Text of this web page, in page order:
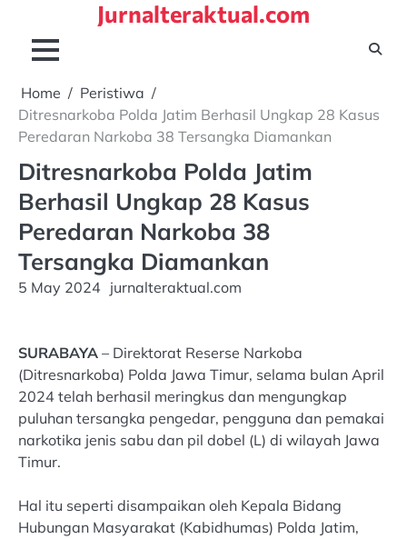
content
Jurnalteraktual.com
Home
Peristiwa
Ditresnarkoba Polda Jatim Berhasil Ungkap 28 Kasus
Peredaran Narkoba 38 Tersangka Diamankan
Ditresnarkoba Polda Jatim
Berhasil Ungkap 28 Kasus
Peredaran Narkoba 38
Tersangka Diamankan
5 May 2024 jurnalteraktual.com
SURABAYA – Direktorat Reserse Narkoba
(Ditresnarkoba) Polda Jawa Timur, selama bulan April
2024 telah berhasil meringkus dan mengungkap
puluhan tersangka pengedar, pengguna dan pemakai
narkotika jenis sabu dan pil dobel (L) di wilayah Jawa
Timur.
Hal itu seperti disampaikan oleh Kepala Bidang
Hubungan Masyarakat (Kabidhumas) Polda Jatim,